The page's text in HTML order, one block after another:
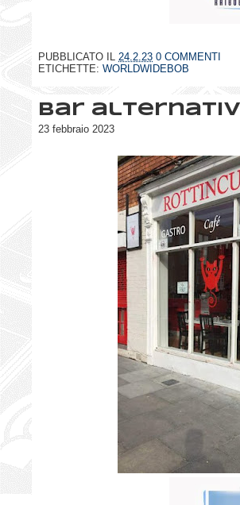
PUBBLICATO IL 24.2.23 0 COMMENTI
ETICHETTE: WORLDWIDEBOB
Bar alternativi
23 febbraio 2023